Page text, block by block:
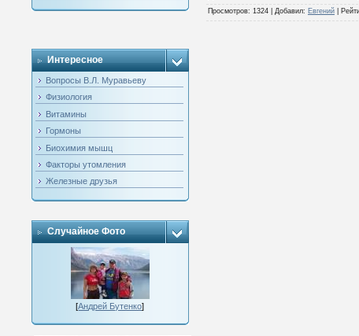
Интересное
Вопросы В.Л. Муравьеву
Физиология
Витамины
Гормоны
Биохимия мышц
Факторы утомления
Железные друзья
Случайное Фото
[Андрей Бутенко]
Просмотров: 1324 | Добавил: Евгений|